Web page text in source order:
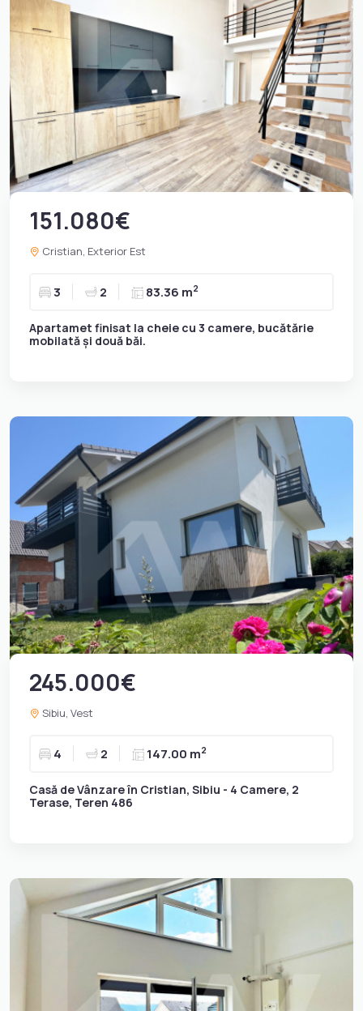
151.080€
Cristian, Exterior Est
3 2 83.36 m2
Apartamet finisat la cheie cu 3 camere, bucătărie
mobilată și două băi.
245.000€
Sibiu, Vest
4 2 147.00 m2
Casă de Vânzare în Cristian, Sibiu - 4 Camere, 2
Terase, Teren 486